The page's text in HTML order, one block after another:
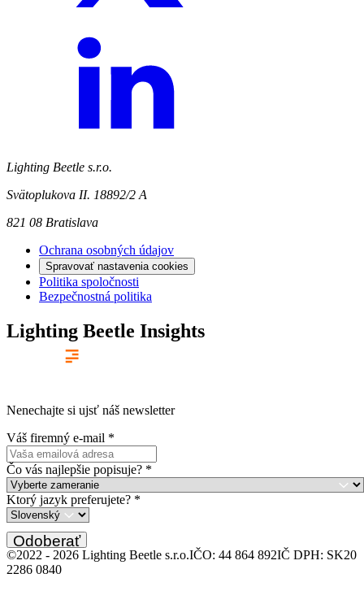
Lighting Beetle s.r.o.
Svätoplukova II. 18892/2 A
821 08 Bratislava
Ochrana osobných údajov
Spravovať nastavenia cookies
Politika spoločnosti
Bezpečnostná politika
Lighting Beetle Insights
Nenechajte si ujsť náš newsletter
Váš firemný e-mail *
Čo vás najlepšie popisuje? *
Ktorý jazyk preferujete? *
Odoberať
©2022 - 2026 Lighting Beetle s.r.o.IČO: 44 864 892IČ DPH: SK20
2286 0840